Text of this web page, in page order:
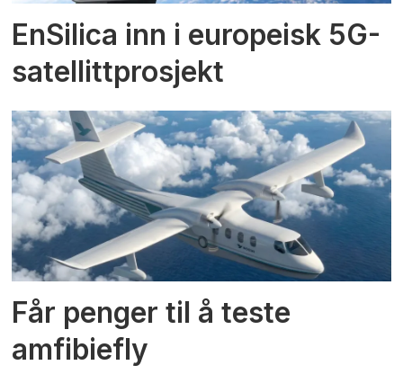
EnSilica inn i europeisk 5G-
satellittprosjekt
Får penger til å teste
amfibiefly